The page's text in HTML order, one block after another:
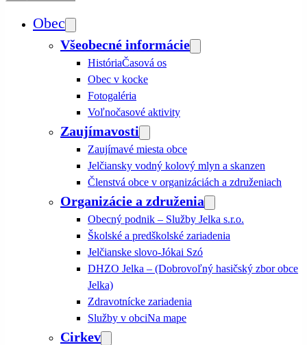
Obec
Všeobecné informácie
HistóriaČasová os
Obec v kocke
Fotogaléria
Voľnočasové aktivity
Zaujímavosti
Zaujímavé miesta obce
Jelčiansky vodný kolový mlyn a skanzen
Členstvá obce v organizáciách a združeniach
Organizácie a združenia
Obecný podnik – Služby Jelka s.r.o.
Školské a predškolské zariadenia
Jelčianske slovo-Jókai Szó
DHZO Jelka – (Dobrovoľný hasičský zbor obce
Jelka)
Zdravotnícke zariadenia
Služby v obciNa mape
Cirkev